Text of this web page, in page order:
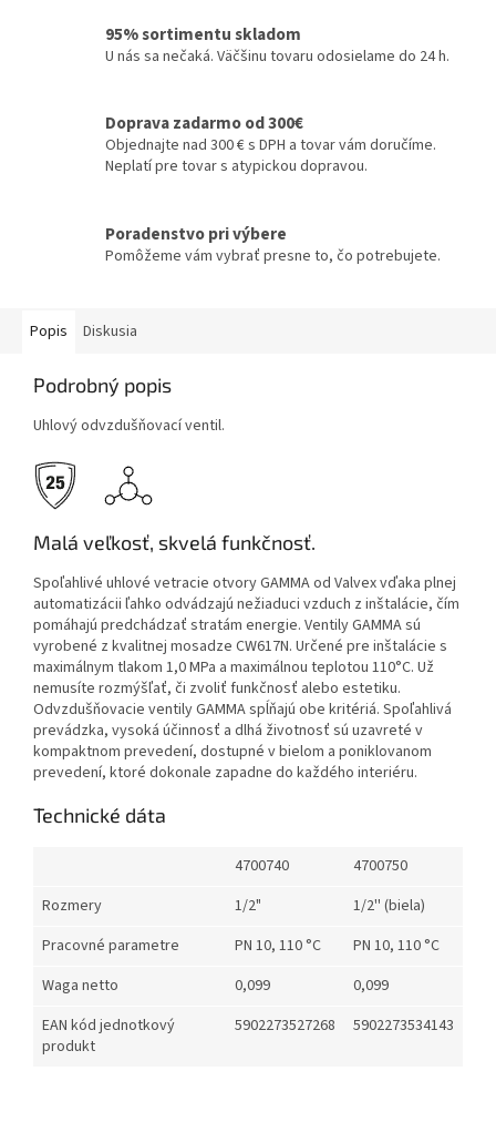
95% sortimentu skladom
U nás sa nečaká. Väčšinu tovaru odosielame do 24 h.
Doprava zadarmo od 300€
Objednajte nad 300 € s DPH a tovar vám doručíme.
Neplatí pre tovar s atypickou dopravou.
Poradenstvo pri výbere
Pomôžeme vám vybrať presne to, čo potrebujete.
Popis Diskusia
Podrobný popis
Uhlový odvzdušňovací ventil.
Malá veľkosť, skvelá funkčnosť.
Spoľahlivé uhlové vetracie otvory GAMMA od Valvex vďaka plnej
automatizácii ľahko odvádzajú nežiaduci vzduch z inštalácie, čím
pomáhajú predchádzať stratám energie. Ventily GAMMA sú
vyrobené z kvalitnej mosadze CW617N. Určené pre inštalácie s
maximálnym tlakom 1,0 MPa a maximálnou teplotou 110°C. Už
nemusíte rozmýšľať, či zvoliť funkčnosť alebo estetiku.
Odvzdušňovacie ventily GAMMA spĺňajú obe kritériá. Spoľahlivá
prevádzka, vysoká účinnosť a dlhá životnosť sú uzavreté v
kompaktnom prevedení, dostupné v bielom a poniklovanom
prevedení, ktoré dokonale zapadne do každého interiéru.
Technické dáta
4700740
4700750
Rozmery
1/2"
1/2'' (biela)
Pracovné parametre
PN 10, 110 °C
PN 10, 110 °C
Waga netto
0,099
0,099
EAN kód jednotkový
produkt
5902273527268 5902273534143